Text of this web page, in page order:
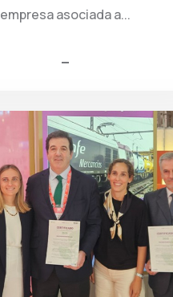
empresa asociada a...